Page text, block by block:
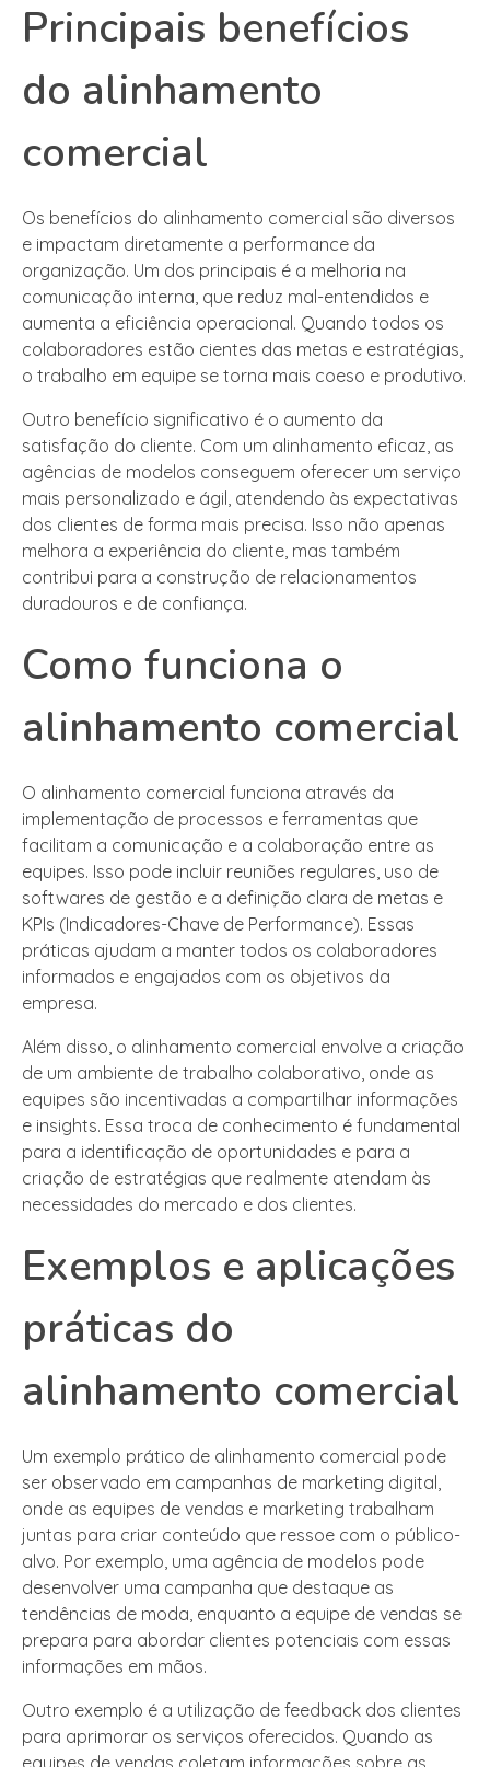
Principais benefícios
do alinhamento
comercial
Os benefícios do alinhamento comercial são diversos
e impactam diretamente a performance da
organização. Um dos principais é a melhoria na
comunicação interna, que reduz mal-entendidos e
aumenta a eficiência operacional. Quando todos os
colaboradores estão cientes das metas e estratégias,
o trabalho em equipe se torna mais coeso e produtivo.
Outro benefício significativo é o aumento da
satisfação do cliente. Com um alinhamento eficaz, as
agências de modelos conseguem oferecer um serviço
mais personalizado e ágil, atendendo às expectativas
dos clientes de forma mais precisa. Isso não apenas
melhora a experiência do cliente, mas também
contribui para a construção de relacionamentos
duradouros e de confiança.
Como funciona o
alinhamento comercial
O alinhamento comercial funciona através da
implementação de processos e ferramentas que
facilitam a comunicação e a colaboração entre as
equipes. Isso pode incluir reuniões regulares, uso de
softwares de gestão e a definição clara de metas e
KPIs (Indicadores-Chave de Performance). Essas
práticas ajudam a manter todos os colaboradores
informados e engajados com os objetivos da
empresa.
Além disso, o alinhamento comercial envolve a criação
de um ambiente de trabalho colaborativo, onde as
equipes são incentivadas a compartilhar informações
e insights. Essa troca de conhecimento é fundamental
para a identificação de oportunidades e para a
criação de estratégias que realmente atendam às
necessidades do mercado e dos clientes.
Exemplos e aplicações
práticas do
alinhamento comercial
Um exemplo prático de alinhamento comercial pode
ser observado em campanhas de marketing digital,
onde as equipes de vendas e marketing trabalham
juntas para criar conteúdo que ressoe com o público-
alvo. Por exemplo, uma agência de modelos pode
desenvolver uma campanha que destaque as
tendências de moda, enquanto a equipe de vendas se
prepara para abordar clientes potenciais com essas
informações em mãos.
Outro exemplo é a utilização de feedback dos clientes
para aprimorar os serviços oferecidos. Quando as
equipes de vendas coletam informações sobre as